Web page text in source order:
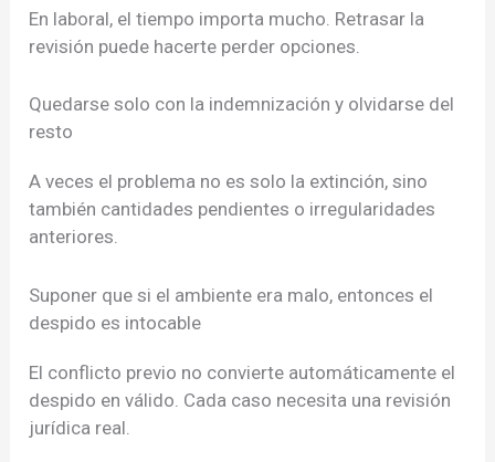
En laboral, el tiempo importa mucho. Retrasar la
revisión puede hacerte perder opciones.
Quedarse solo con la indemnización y olvidarse del
resto
A veces el problema no es solo la extinción, sino
también cantidades pendientes o irregularidades
anteriores.
Suponer que si el ambiente era malo, entonces el
despido es intocable
El conflicto previo no convierte automáticamente el
despido en válido. Cada caso necesita una revisión
jurídica real.